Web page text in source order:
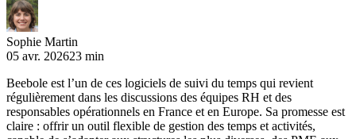
Sophie Martin
05 avr. 202623 min
Beebole est l’un de ces logiciels de suivi du temps qui revient
régulièrement dans les discussions des équipes RH et des
responsables opérationnels en France et en Europe. Sa promesse est
claire : offrir un outil flexible de gestion des temps et activités,